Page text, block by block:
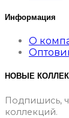
Информация
О
НОВЫЕ
Подпишись,
коллекций.